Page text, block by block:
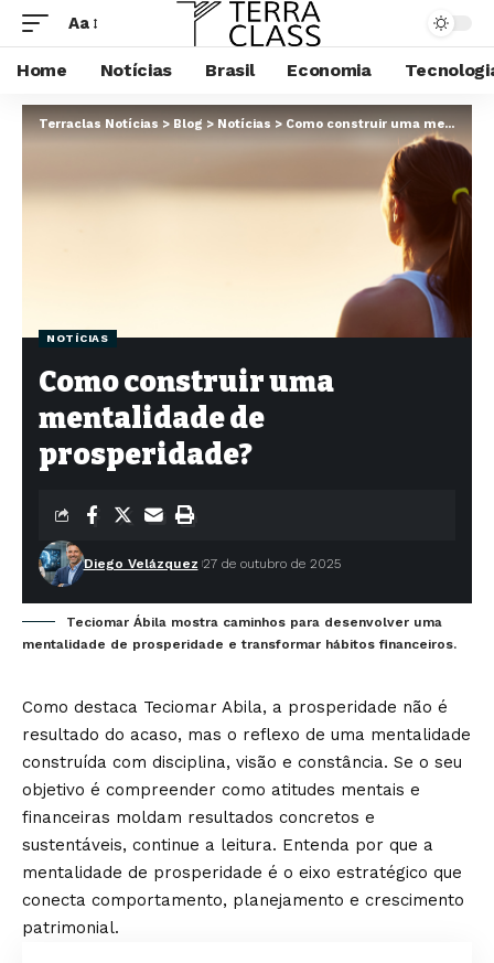
Aa
Home Notícias Brasil Economia
Terraclas Notícias > Blog > Notícias > Como construir uma mentalidade de prosperidade?
NOTÍCIAS
Como construir uma
mentalidade de
prosperidade?
Diego Velázquez 27 de outubro de 2025
Teciomar Ábila mostra caminhos para desenvolver uma
mentalidade de prosperidade e transformar hábitos financeiros.
Como destaca Teciomar Abila, a prosperidade não é
resultado do acaso, mas o reflexo de uma mentalidade
construída com disciplina, visão e constância. Se o seu
objetivo é compreender como atitudes mentais e
financeiras moldam resultados concretos e
sustentáveis, continue a leitura. Entenda por que a
mentalidade de prosperidade é o eixo estratégico que
conecta comportamento, planejamento e crescimento
patrimonial.